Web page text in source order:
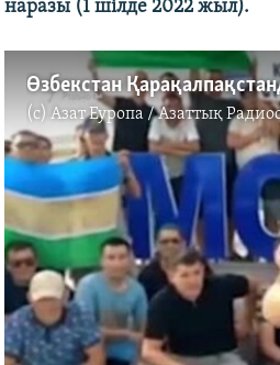
наразы (1 шілде 2022 жыл).
(c)Азат Еуропа / Азаттық
No